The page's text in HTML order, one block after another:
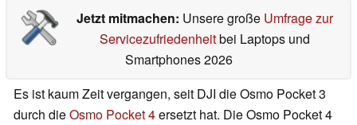
Jetzt mitmachen: Unsere große Umfrage zur
Servicezufriedenheitbei Laptops und
Smartphones 2026
Es ist kaum Zeit vergangen, seit DJI die Osmo Pocket 3
durch dieOsmo Pocket 4ersetzt hat. Die Osmo Pocket 4